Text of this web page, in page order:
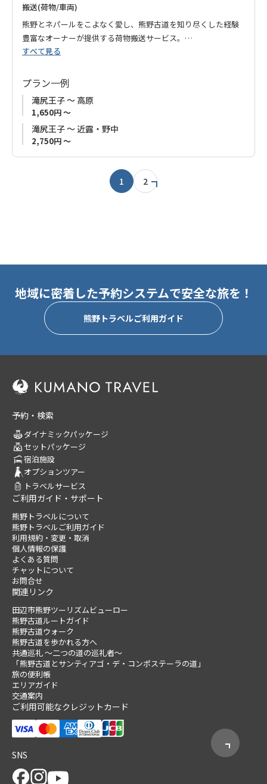
搬送(荷物/車両)
熊野とネパールをこよなく愛し、熊野古道を知り尽くした経験
豊富なオーナーが提供する荷物搬送サービス。
お荷物をお預かりし、当日ご宿泊のお宿まで丁寧にお届けする
すべて見る
プラン一例
滝尻王子 ～ 高原
1,650円 ～
滝尻王子 ～ 近露・野中
2,750円 ～
1 2
地域に密着した予約システムで安全な旅を！
熊野トラベルご利用ガイド
予約・検索
ダイナミックパッケージ
セットパッケージ
宿泊施設
オプションツアー
トラベルサービス
ご利用ガイド・サポート
熊野トラベルについて
熊野トラベルご利用ガイド
利用規約・変更・取消
個人情報の保護
よくある質問
チャットについて
お問合せ
関連リンク
田辺市熊野ツーリズムビューロー
熊野古道ルートガイド
熊野古道ウォーク
熊野古道を歩かれる方へ
共通巡礼 ～二つの道の巡礼者～
「熊野古道とサンティアゴ・デ・コンポステーラの道」
旅の便利帳
エリアガイド
交通案内
ご利用可能なクレジットカード
SNS